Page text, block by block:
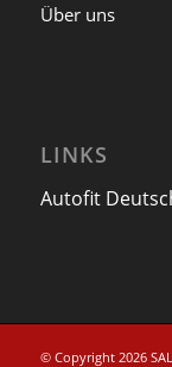
Über uns
LINKS
Autofit
© Copyright 2026